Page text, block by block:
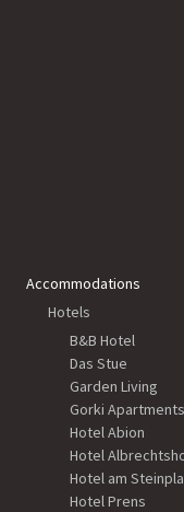
Accommodations
Hotels
B&B Hotel
Das Stue
Garden Living
Gorki Apartments
Hotel Abion
Hotel
Hotel am
Hotel Prens